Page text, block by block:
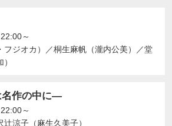
～
ジオカ）
／桐生麻帆（瀧内公美） ／堂
作の中に―
～
辻涼子（麻生久美子）